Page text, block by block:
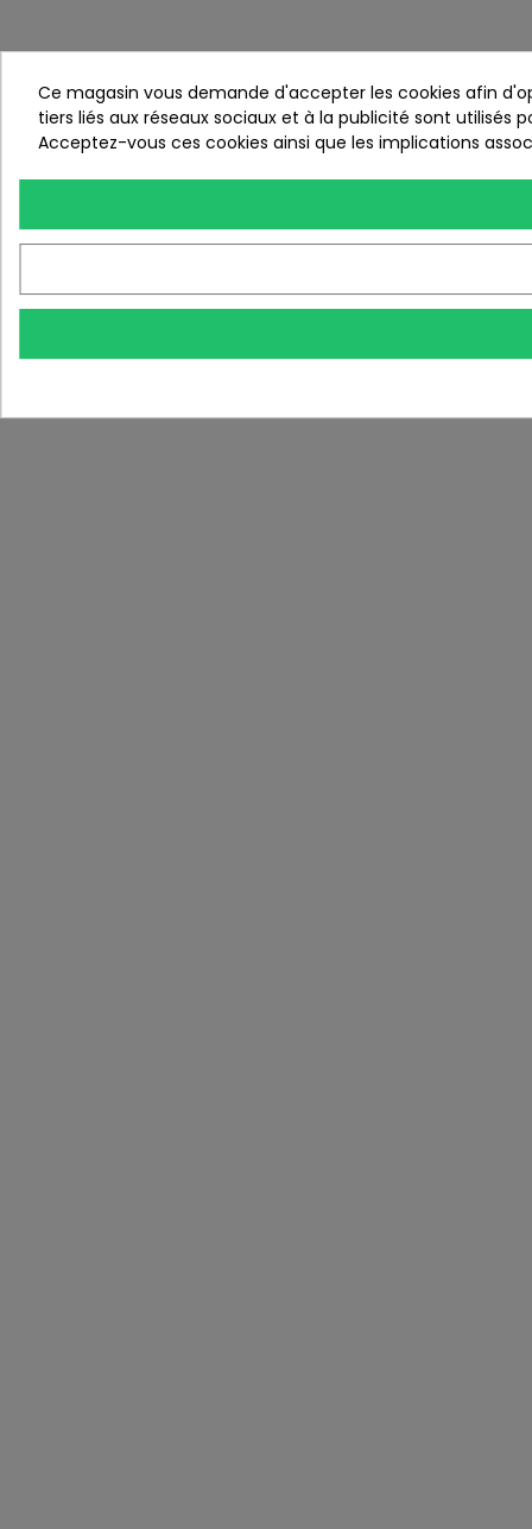
Ce magasin vous demande d'accepter les cookies afin
tiers liés aux réseaux sociaux et à la publicité sont utilisés
Acceptez-vous ces cookies ainsi que les implications